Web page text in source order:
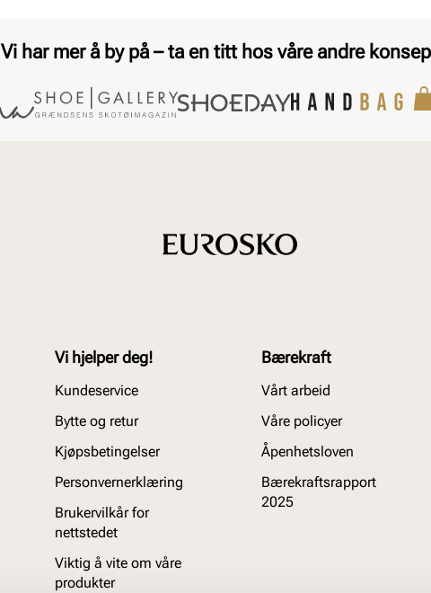
Vi har mer å by på – ta en titt hos våre andre
Vi hjelper deg!
Kundeservice
Bytte og retur
Kjøpsbetingelser
Personvernerklæring
Brukervilkår for
nettstedet
Viktig å vite om våre
produkter
Bærekraft
Vårt arbeid
Våre policyer
Åpenhetsloven
Bærekraftsrapport
2025